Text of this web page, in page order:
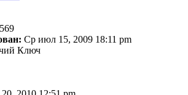
569
Ср июл 15, 2009 18:11 pm
Ключ